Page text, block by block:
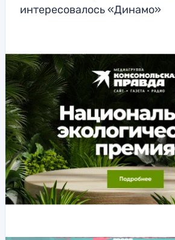
интересовалось «Динамо»